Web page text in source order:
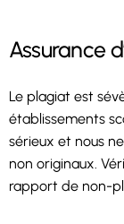
Assurance
Le plagiat est
établissements
sérieux et nous
non originaux.
rapport de non-